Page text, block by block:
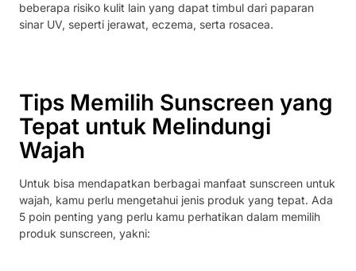
beberapa risiko kulit lain yang dapat timbul dari paparan
sinar UV, seperti jerawat, eczema, serta rosacea.
Tips Memilih Sunscreen yang
Tepat untuk Melindungi
Wajah
Untuk bisa mendapatkan berbagai manfaat sunscreen untuk
wajah, kamu perlu mengetahui jenis produk yang tepat. Ada
5 poin penting yang perlu kamu perhatikan dalam memilih
produk sunscreen, yakni: